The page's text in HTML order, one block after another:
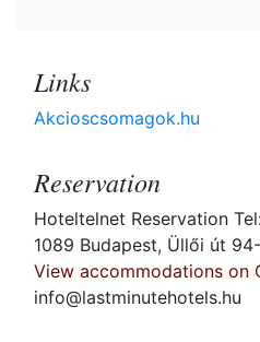
Links
Akcioscsomagok.hu
Reservation
Hoteltelnet Reservation
1089 Budapest, Üllői út
View accommodations on
info@lastminutehotels.hu